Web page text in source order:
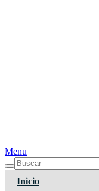
Menu
Inicio